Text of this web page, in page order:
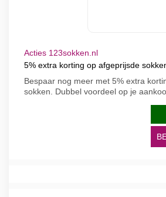
Acties 123sokken.nl
5% extra korting op afgeprijsde
Bespaar nog meer met 5% extra
sokken. Dubbel voordeel op je